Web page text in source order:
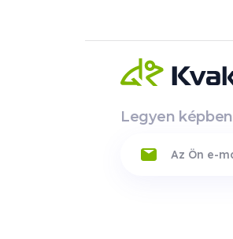
Legyen képben